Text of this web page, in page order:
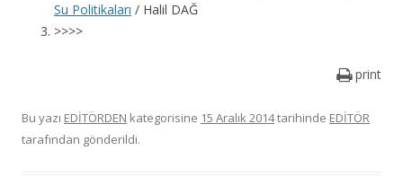
Su Politikaları / Halil DAĞ
>>>>
print
Bu yazı EDİTÖRDEN kategorisine 15 Aralık 2014tarihinde EDİTÖR
tarafından gönderildi.